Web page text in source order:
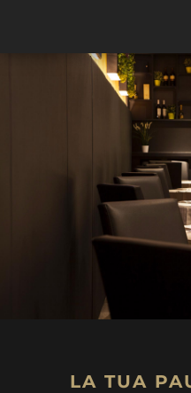
LA TUA